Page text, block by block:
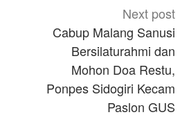
Next post
Cabup Malang Sanusi
Bersilaturahmi dan
Mohon Doa Restu,
Ponpes Sidogiri Kecam
Paslon GUS